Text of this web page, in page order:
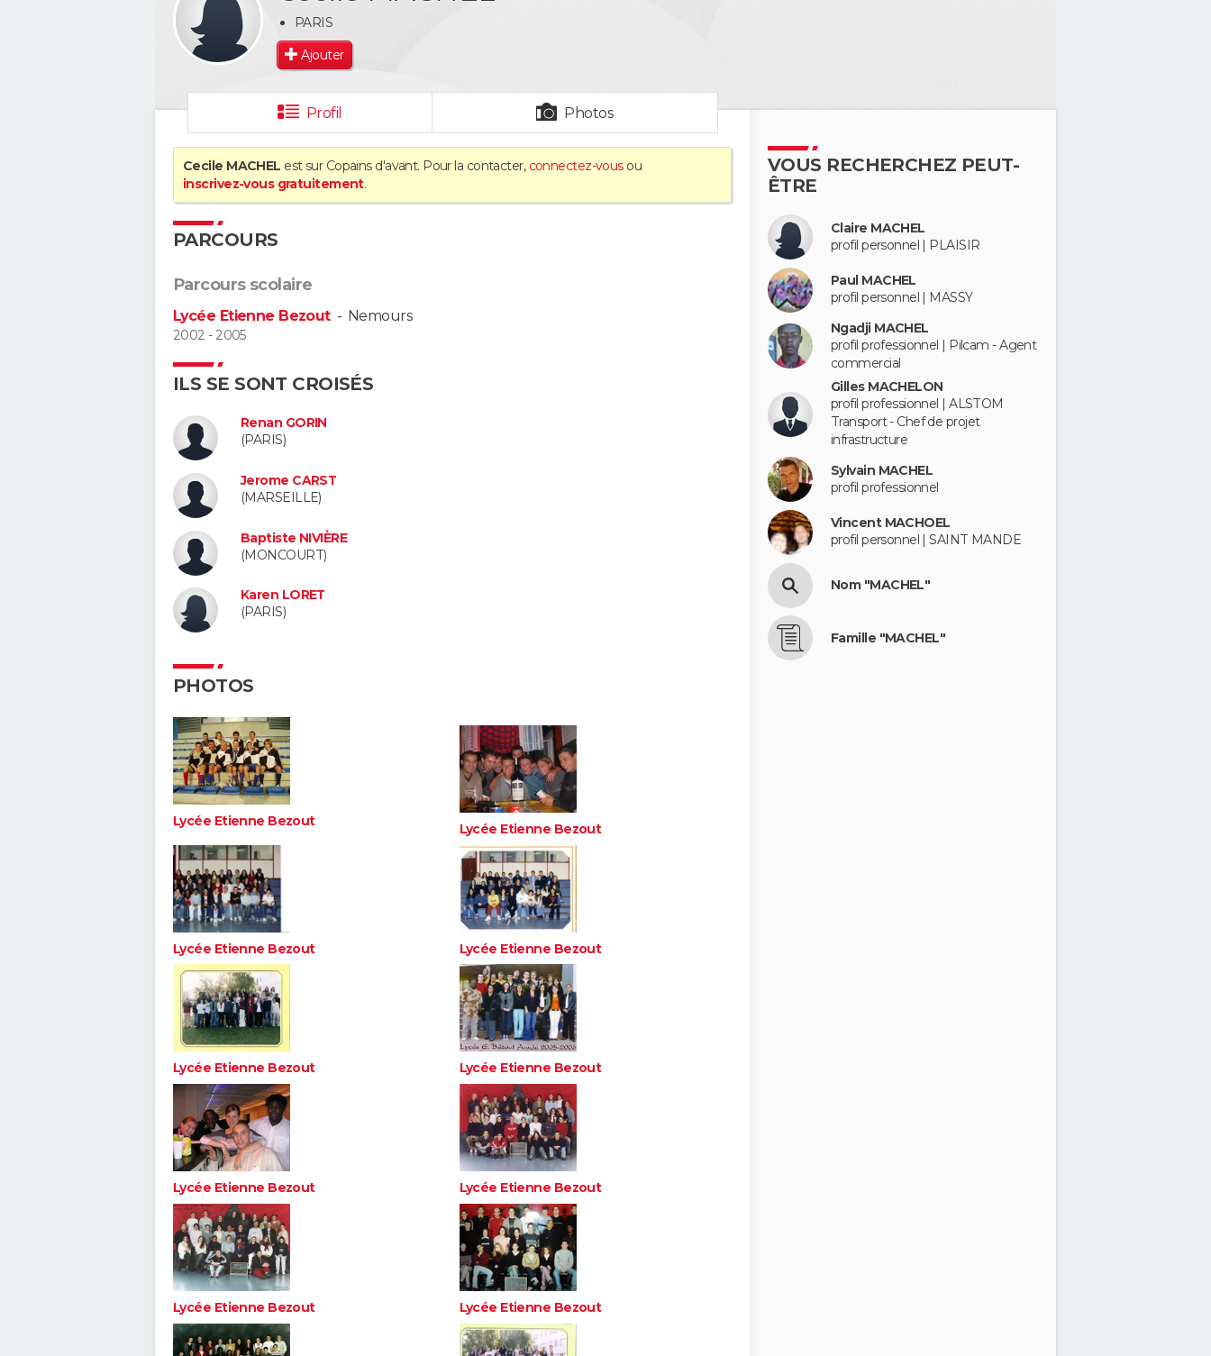
PARIS
Ajouter
Profil Photos
Cecile MACHEL est sur Copains d'avant. Pour la contacter, connectez-vousou
inscrivez-vous gratuitement.
PARCOURS
Parcours scolaire
Lycée Etienne Bezout- Nemours
2002 - 2005
ILS SE SONT CROISÉS
Renan GORIN
(PARIS)
Jerome CARST
(MARSEILLE)
Baptiste NIVIÈRE
(MONCOURT)
Karen LORET
(PARIS)
PHOTOS
Lycée Etienne Bezout Lycée Etienne Bezout
Lycée Etienne Bezout Lycée Etienne Bezout
Lycée Etienne Bezout Lycée Etienne Bezout
Lycée Etienne Bezout Lycée Etienne Bezout
Lycée Etienne Bezout Lycée Etienne Bezout
VOUS RECHERCHEZ PEUT-
ÊTRE
Claire MACHEL
profil personnel | PLAISIR
Paul MACHEL
profil personnel | MASSY
Ngadji MACHEL
profil professionnel | Pilcam - Agent
commercial
Gilles MACHELON
profil professionnel | ALSTOM
Transport - Chef de projet
infrastructure
Sylvain MACHEL
profil professionnel
Vincent MACHOEL
profil personnel | SAINT MANDE
Nom "MACHEL"
Famille "MACHEL"